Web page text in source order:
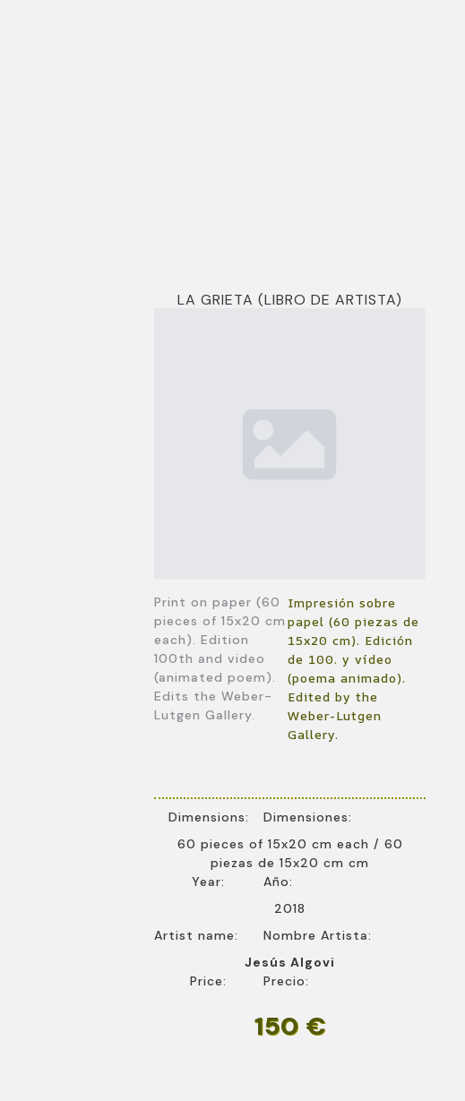
LA GRIETA (LIBRO DE ARTISTA)
Print on paper (60
pieces of 15x20 cm
each). Edition
100th and video
(animated poem).
Edits the Weber-
Lutgen Gallery.
Impresión sobre
papel (60 piezas de
15x20 cm). Edición
de 100. y vídeo
(poema animado).
Edited by the
Weber-Lutgen
Gallery.
Dimensions:
Dimensiones:
60 pieces of 15x20 cm each / 60
piezas de 15x20 cm cm
Year:
Año:
2018
Artist name:
Nombre Artista:
Jesús Algovi
Price:
Precio:
150 €